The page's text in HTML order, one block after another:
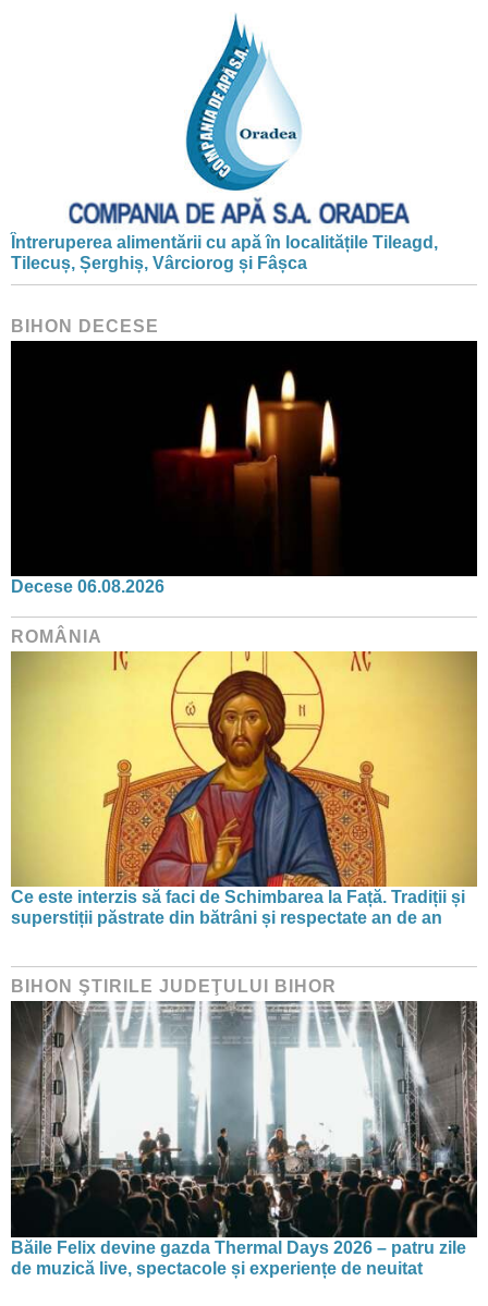
Întreruperea alimentării cu apă în localitățile Tileagd,
Tilecuș, Șerghiș, Vârciorog și Fâșca
BIHON DECESE
Decese 06.08.2026
ROMÂNIA
Ce este interzis să faci de Schimbarea la Față. Tradiții și
superstiții păstrate din bătrâni și respectate an de an
BIHON ŞTIRILE JUDEŢULUI BIHOR
Băile Felix devine gazda Thermal Days 2026 – patru zile
de muzică live, spectacole și experiențe de neuitat